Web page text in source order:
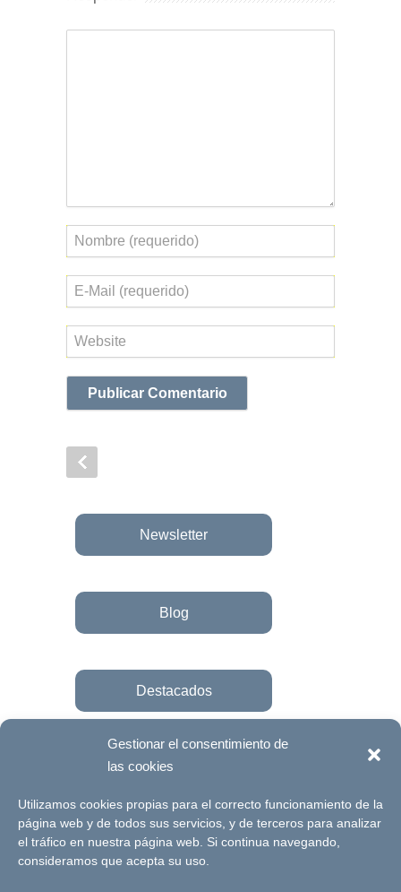
Gestionar el consentimiento de
las cookies
Utilizamos cookies propias para el correcto funcionamiento de la
página web y de todos sus servicios, y de terceros para analizar
el tráfico en nuestra página web. Si continua navegando,
consideramos que acepta su uso.
Nombre
Correo
electrónico
Web
Newsletter
Blog
Destacados
Únete a la fundación
© Futuro Singular Córdoba 2017. Web
desarrollada por